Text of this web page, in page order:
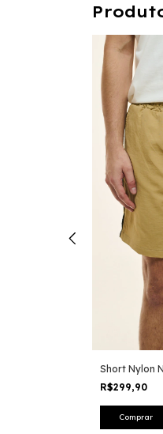
Short Nylon
R$299,90
Comprar